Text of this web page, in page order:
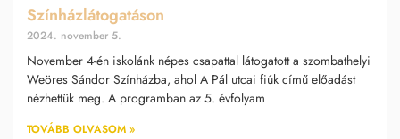
Színházlátogatáson
2024. november 5.
November 4-én iskolánk népes csapattal látogatott a szombathelyi
Weöres Sándor Színházba, ahol A Pál utcai fiúk című előadást
nézhettük meg. A programban az 5. évfolyam
TOVÁBB OLVASOM »